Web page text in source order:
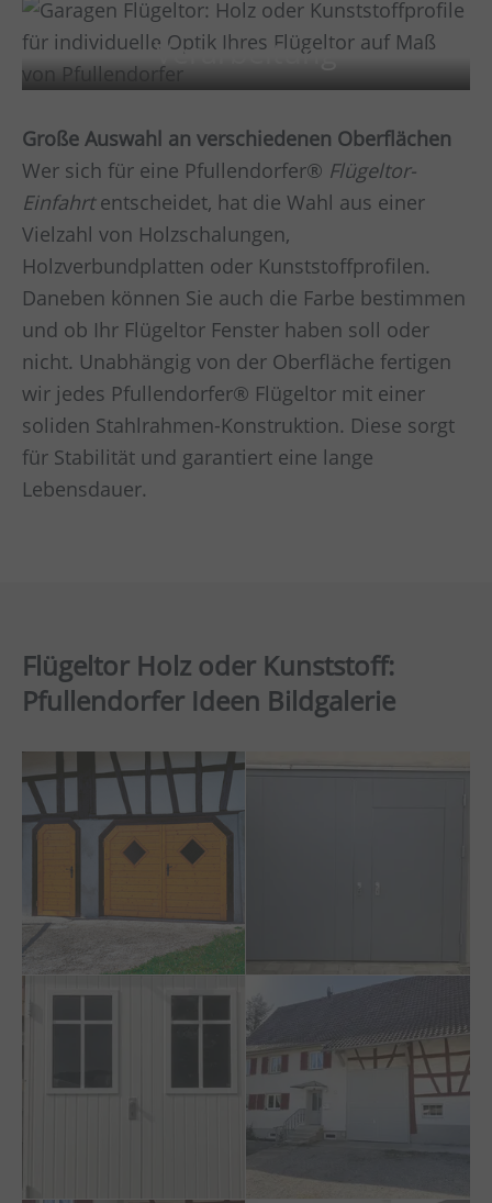
Verarbeitung
Große Auswahl an verschiedenen Oberflächen
Wer sich für eine Pfullendorfer® Flügeltor-
Einfahrtentscheidet, hat die Wahl aus einer
Vielzahl von Holzschalungen,
Holzverbundplatten oder Kunststoffprofilen.
Daneben können Sie auch die Farbe bestimmen
und ob Ihr Flügeltor Fenster haben soll oder
nicht. Unabhängig von der Oberfläche fertigen
wir jedes Pfullendorfer® Flügeltor mit einer
soliden Stahlrahmen-Konstruktion. Diese sorgt
für Stabilität und garantiert eine lange
Lebensdauer.
Flügeltor Holz oder Kunststoff:
Pfullendorfer Ideen Bildgalerie